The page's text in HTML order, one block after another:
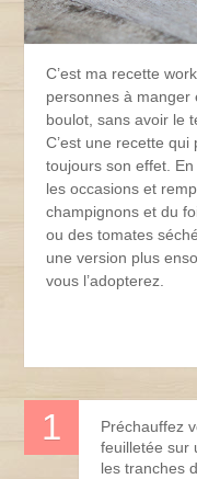
C’est ma recette
personnes à manger
boulot, sans avoir le
C’est une recette
toujours son effet.
les occasions et
champignons et du
ou des tomates
une version plus
vous l’adopterez.
Préchauffez
feuilletée sur
les tranches